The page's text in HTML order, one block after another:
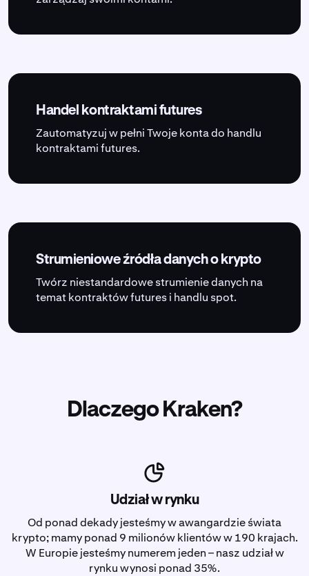
Handel kontraktami futures
Zautomatyzuj w pełni Twoje konta do handlu
kontraktami futures.
Strumieniowe źródła danych o krypto
Twórz niestandardowe strumienie danych na
temat kontraktów futures i handlu spot.
Dlaczego Kraken?
Udział w rynku
Od ponad dekady jesteśmy w awangardzie świata
krypto; mamy ponad 9 milionów klientów w 190 krajach.
W Europie jesteśmy numerem jeden – nasz udział w
rynku wynosi ponad 35%.